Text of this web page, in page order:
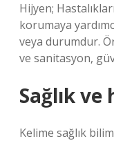
Hijyen;
korumaya
veya durumdur.
ve sanitasyon,
Sağlık
Kelime sağlık